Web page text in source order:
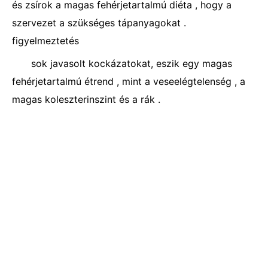
és zsírok a magas fehérjetartalmú diéta , hogy a
szervezet a szükséges tápanyagokat .
figyelmeztetés
sok javasolt kockázatokat, eszik egy magas
fehérjetartalmú étrend , mint a veseelégtelenség , a
magas koleszterinszint és a rák .